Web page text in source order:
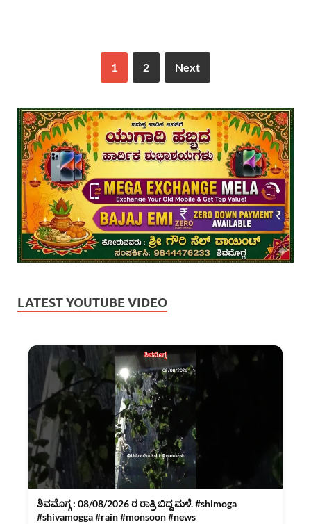
1 2 Next
LATEST YOUTUBE VIDEO
ಶಿವಮೊಗ್ಗ : 08/08/2026 ರ ರಾತ್ರಿ ಬಿದ್ದ ಮಳೆ. #shimoga
#shivamogga #rain #monsoon #news